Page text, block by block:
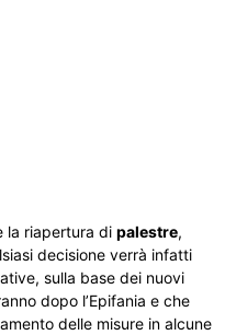
la riapertura di palestre,
decisione verrà infatti
sulla base dei nuovi
dopo l’Epifania e che
delle misure in alcune